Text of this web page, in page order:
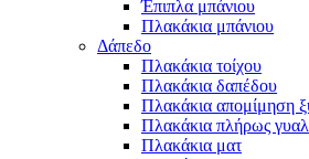
Έπιπλα μπάνιου
Πλακάκια μπάνιου
Δάπεδο
Πλακάκια τοίχου
Πλακάκια δαπέδου
Πλακάκια απομίμηση
Πλακάκια πλήρως
Πλακάκια ματ